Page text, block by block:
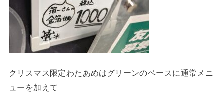
クリスマス限定わたあめはグリーンのベースに通常メニ
ューを加えて